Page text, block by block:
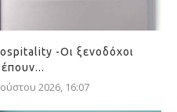
-Οι ξενοδόχοι
2026, 16:07